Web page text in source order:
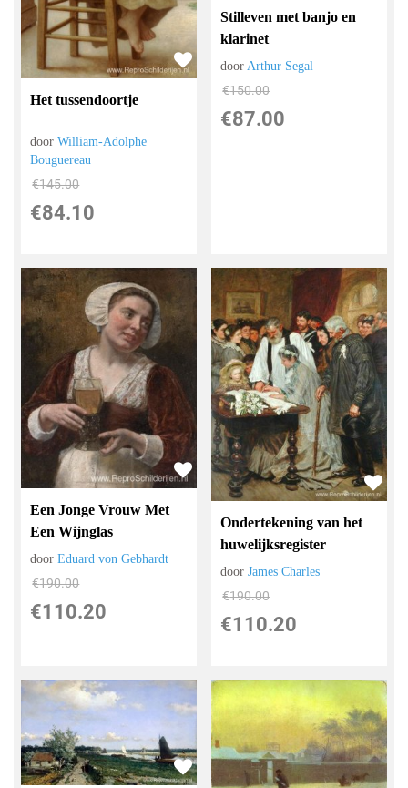
Het tussendoortje
doorWilliam-Adolphe
Bouguereau
€145.00
€84.10
Stilleven met banjo en
klarinet
doorArthur Segal
€150.00
€87.00
Een Jonge Vrouw Met
Een Wijnglas
doorEduard von Gebhardt
€190.00
€110.20
Ondertekening van het
huwelijksregister
doorJames Charles
€190.00
€110.20